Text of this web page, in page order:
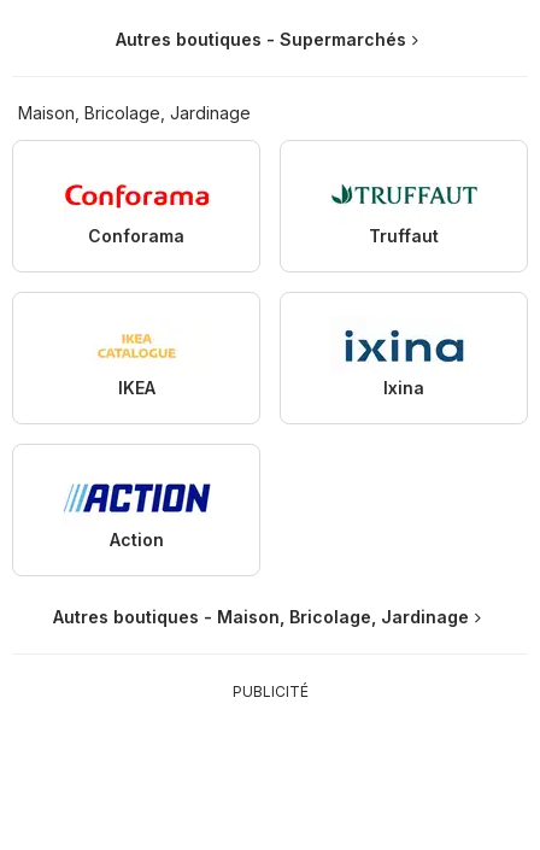
Autres boutiques - Supermarchés
Maison, Bricolage, Jardinage
Conforama Truffaut
IKEA Ixina
Action
Autres boutiques - Maison, Bricolage, Jardinage
PUBLICITÉ